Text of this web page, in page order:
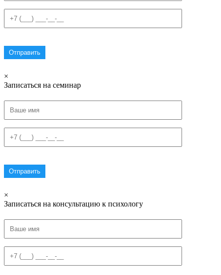
×
Записаться на семинар
×
Записаться на консультацию к психологу